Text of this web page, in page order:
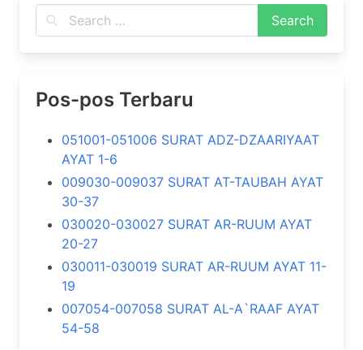
Pos-pos Terbaru
051001-051006 SURAT ADZ-DZAARIYAAT
AYAT 1-6
009030-009037 SURAT AT-TAUBAH AYAT
30-37
030020-030027 SURAT AR-RUUM AYAT
20-27
030011-030019 SURAT AR-RUUM AYAT 11-
19
007054-007058 SURAT AL-A`RAAF AYAT
54-58